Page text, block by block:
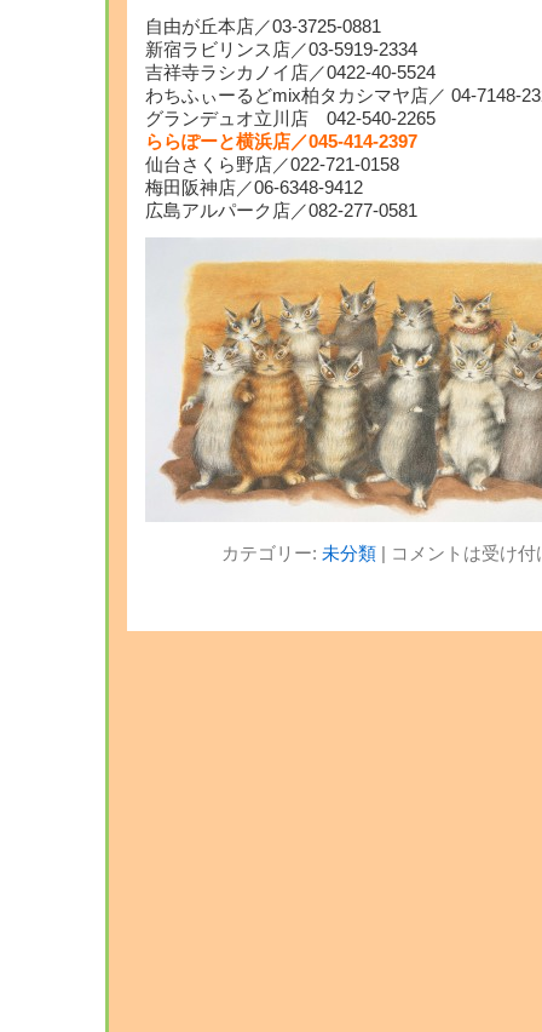
自由が丘本店／03-3725-0881
新宿ラビリンス店／03-5919-2334
吉祥寺ラシカノイ店／0422-40-5524
わちふぃーるどmix柏タカシマヤ店／ 04-7148-
グランデュオ立川店 042-540-2265
ららぽーと横浜店／045-414-2397
仙台さくら野店／022-721-0158
梅田阪神店／06-6348-9412
広島アルパーク店／082-277-0581
カテゴリー: 未分類| コメントは受け